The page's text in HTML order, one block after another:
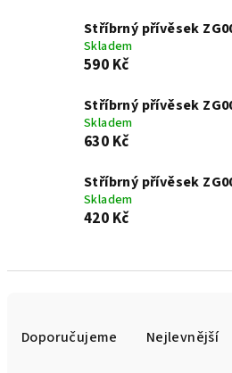
Stříbrný přívěsek
Skladem
590 Kč
Stříbrný přívěsek
Skladem
630 Kč
Stříbrný přívěsek
Skladem
420 Kč
Doporučujeme Nejlevnější